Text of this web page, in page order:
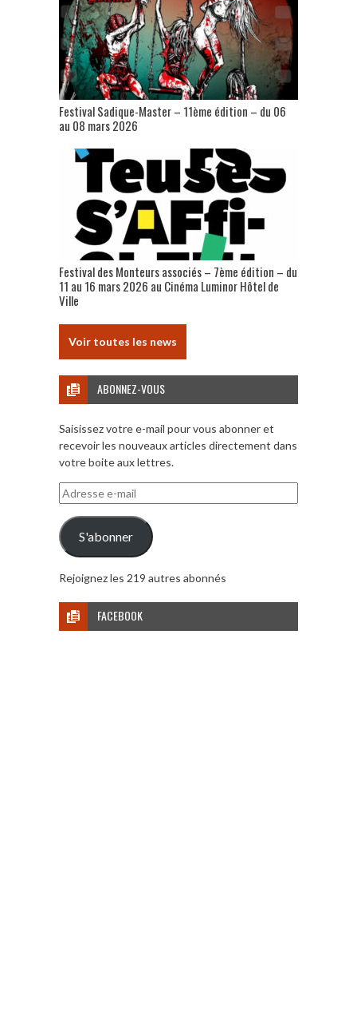
Festival Sadique-Master – 11ème édition – du 06
au 08 mars 2026
Festival des Monteurs associés – 7ème édition – du
11 au 16 mars 2026 au Cinéma Luminor Hôtel de
Ville
Voir toutes les news
ABONNEZ-VOUS
Saisissez votre e-mail pour vous abonner et
recevoir les nouveaux articles directement dans
votre boite aux lettres.
Adresse
e-
mail
S'abonner
Rejoignez les 219 autres abonnés
FACEBOOK